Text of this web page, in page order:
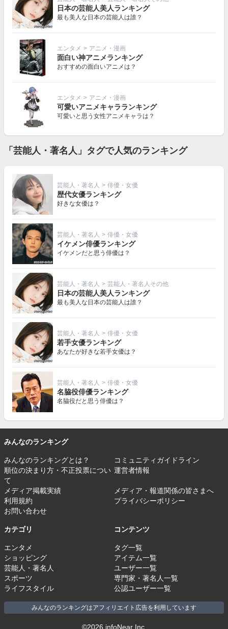
日本の芸能人美人ランキング
最も美人な日本の芸能人は誰？
エンタメ > アニメ・漫画
面白い神アニメランキング
おすすめの面白いアニメは？
エンタメ > アニメ・漫画
可愛いアニメキャラランキング
可愛いと思う女性アニメキャラは？
「芸能人・著名人」タグで人気のランキング
芸能人・著名人 > 俳優・女優
歴代女優ランキング
好きな女優は？
芸能人・著名人 > 俳優・女優
イケメン俳優ランキング
イケメンだと思う俳優は？
芸能人・著名人 > 芸能人・著名人その他
日本の芸能人美人ランキング
最も美人な日本の芸能人は誰？
芸能人・著名人 > 俳優・女優
若手女優ランキング
あなたが好きな若手女優は？
芸能人・著名人 > 俳優・女優
名脇役俳優ランキング
名脇役だと思う俳優は？
みんなのランキング
みんなのランキングとは？
コミュニティガイドライン
順位の決まり方・不正投票につい
て
運営者情報
メディア掲載実績
メディア・報道関係の皆さまへ
利用規約
プライバシーポリシー
お問い合わせ
カテゴリ
エンタメ
ショッピング
芸能人・著名人
スポーツ
ライフスタイル
コンテンツ
タグ一覧
アイテム一覧
ユーザー一覧
専門家・著名人一覧
公認ユーザー一覧
みんなのランキングはアフィリエイト広告を利用しています
©2026 infoNear Inc.